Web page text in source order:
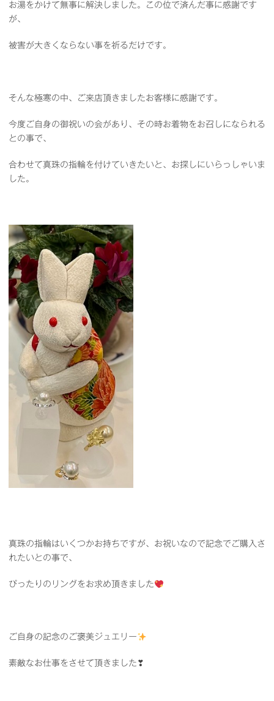
お湯をかけて無事に解決しました。この位で済んだ事に感謝です
が、
被害が大きくならない事を祈るだけです。
そんな極寒の中、ご来店頂きましたお客様に感謝です。
今度ご自身の御祝いの会があり、その時お着物をお召しになられる
との事で、
合わせて真珠の指輪を付けていきたいと、お探しにいらっしゃいま
した。
真珠の指輪はいくつかお持ちですが、お祝いなので記念でご購入さ
れたいとの事で、
ぴったりのリングをお求め頂きました
ご自身の記念のご褒美ジュエリー
素敵なお仕事をさせて頂きました❣